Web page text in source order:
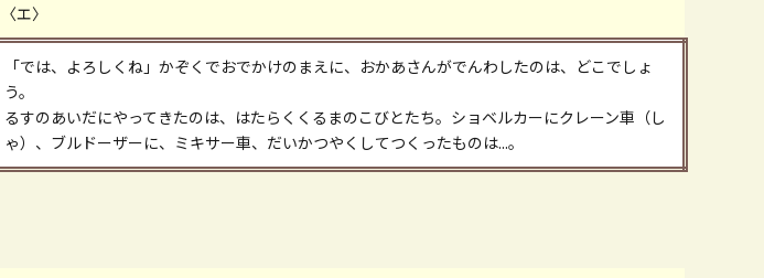
〈エ〉
「では、よろしくね」かぞくでおでかけのまえに、おかあさんがでんわしたのは、どこでしょ
う。
るすのあいだにやってきたのは、はたらくくるまのこびとたち。ショベルカーにクレーン車（し
ゃ）、ブルドーザーに、ミキサー車、だいかつやくしてつくったものは...。